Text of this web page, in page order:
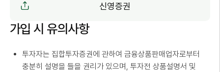
신영증권
가입 시 유의사항
투자자는 집합투자증권에 관하여 금융상품판매업자로부터
충분히 설명을 들을 권리가 있으며, 투자전 상품설명서 및